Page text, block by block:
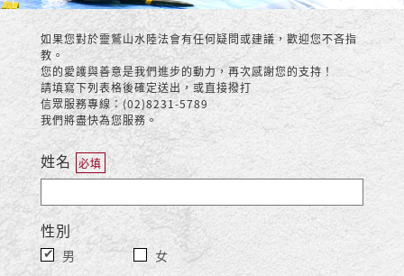
如果您對於靈鷲山水陸法會有任何疑問或建議，歡迎您不吝指
教。
您的愛護與善意是我們進步的動力，再次感謝您的支持！
請填寫下列表格後確定送出，或直接撥打
信眾服務專線：(02)8231-5789
我們將盡快為您服務。
姓名 必填
性別
男 女